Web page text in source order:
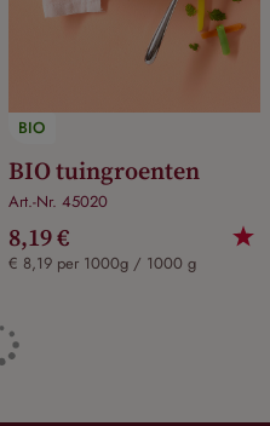
BIO
BIO tuingroenten
Art.-Nr. 45020
8,19 €
€ 8,19 per 1000g / 1000 g